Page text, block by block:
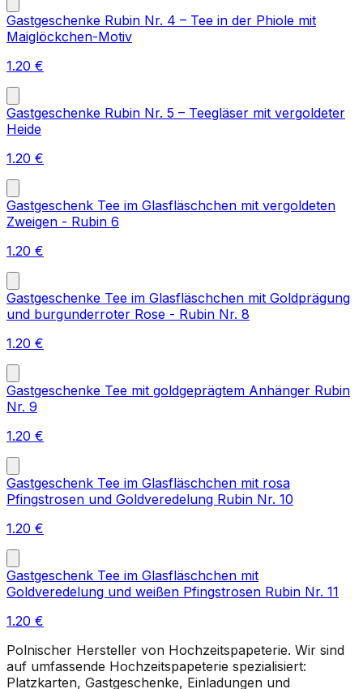
Gastgeschenke Rubin Nr. 4 – Tee in der Phiole mit
Maiglöckchen-Motiv
1.20 €
Gastgeschenke Rubin Nr. 5 – Teegläser mit vergoldeter
Heide
1.20 €
Gastgeschenk Tee im Glasfläschchen mit vergoldeten
Zweigen - Rubin 6
1.20 €
Gastgeschenke Tee im Glasfläschchen mit Goldprägung
und burgunderroter Rose - Rubin Nr. 8
1.20 €
Gastgeschenke Tee mit goldgeprägtem Anhänger Rubin
Nr. 9
1.20 €
Gastgeschenk Tee im Glasfläschchen mit rosa
Pfingstrosen und Goldveredelung Rubin Nr. 10
1.20 €
Gastgeschenk Tee im Glasfläschchen mit
Goldveredelung und weißen Pfingstrosen Rubin Nr. 11
1.20 €
Polnischer Hersteller von Hochzeitspapeterie. Wir sind
auf umfassende Hochzeitspapeterie spezialisiert:
Platzkarten, Gastgeschenke, Einladungen und